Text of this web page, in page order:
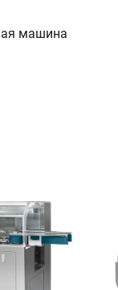
машина